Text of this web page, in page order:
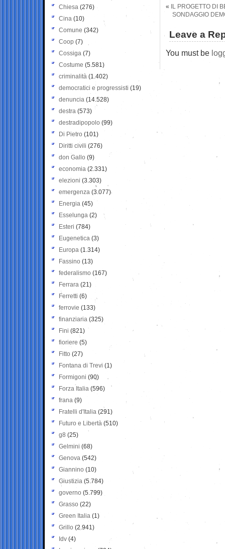
«
IL PROGETTO DI
SONDAGGIO
Leave a
You must be
Chiesa (276)
Cina (10)
Comune (342)
Coop (7)
Cossiga (7)
Costume (5.581)
criminalità (1.402)
democratici e progressisti (19)
denuncia (14.528)
destra (573)
destradipopolo (99)
Di Pietro (101)
Diritti civili (276)
don Gallo (9)
economia (2.331)
elezioni (3.303)
emergenza (3.077)
Energia (45)
Esselunga (2)
Esteri (784)
Eugenetica (3)
Europa (1.314)
Fassino (13)
federalismo (167)
Ferrara (21)
Ferretti (6)
ferrovie (133)
finanziaria (325)
Fini (821)
fioriere (5)
Fitto (27)
Fontana di Trevi (1)
Formigoni (90)
Forza Italia (596)
frana (9)
Fratelli d'Italia (291)
Futuro e Libertà (510)
g8 (25)
Gelmini (68)
Genova (542)
Giannino (10)
Giustizia (5.784)
governo (5.799)
Grasso (22)
Green Italia (1)
Grillo (2.941)
Idv (4)